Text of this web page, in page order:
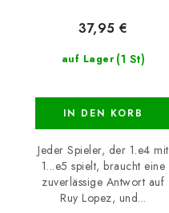
auf Lager (1 St)
37,95 €
IN DEN KORB
Jeder Spieler, der 1.e4 mit
1...e5 spielt, braucht eine
zuverlässige Antwort auf
Ruy Lopez, und...